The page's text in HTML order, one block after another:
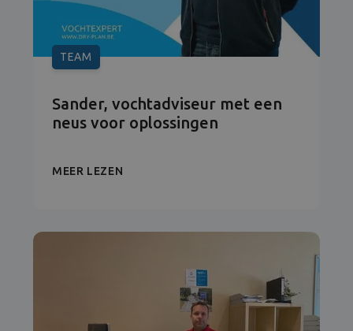
TEAM
Sander, vochtadviseur met een
neus voor oplossingen
MEER LEZEN